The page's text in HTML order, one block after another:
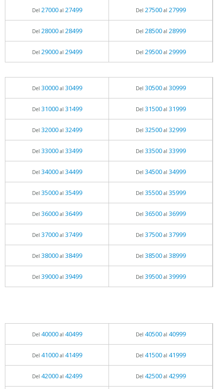
Del 27000al 27499 Del 27500al 27999
Del 28000al 28499 Del 28500al 28999
Del 29000al 29499 Del 29500al 29999
Del 30000al 30499 Del 30500al 30999
Del 31000al 31499 Del 31500al 31999
Del 32000al 32499 Del 32500al 32999
Del 33000al 33499 Del 33500al 33999
Del 34000al 34499 Del 34500al 34999
Del 35000al 35499 Del 35500al 35999
Del 36000al 36499 Del 36500al 36999
Del 37000al 37499 Del 37500al 37999
Del 38000al 38499 Del 38500al 38999
Del 39000al 39499 Del 39500al 39999
Del 40000al 40499 Del 40500al 40999
Del 41000al 41499 Del 41500al 41999
Del 42000al 42499 Del 42500al 42999